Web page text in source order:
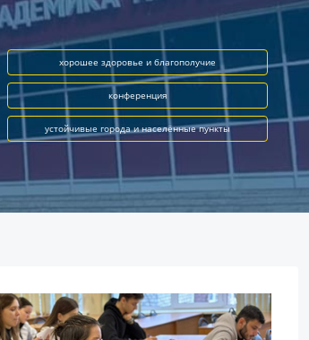
хорошее здоровье и благополучие
конференция
устойчивые города и населённые пункты